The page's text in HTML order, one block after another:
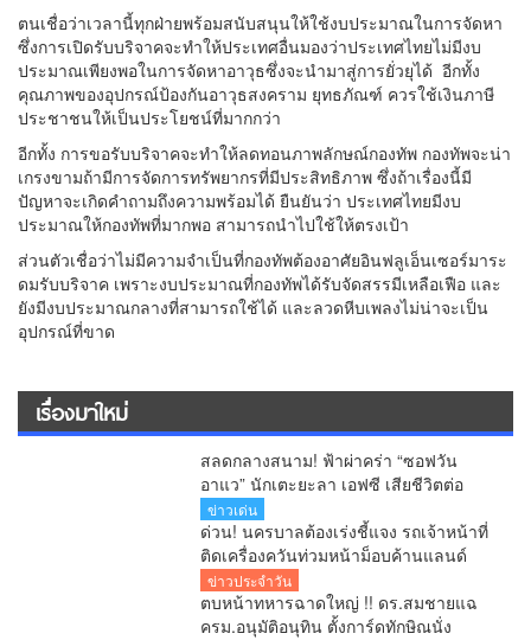
ตนเชื่อว่าเวลานี้ทุกฝ่ายพร้อมสนับสนุนให้ใช้งบประมาณในการจัดหา
ซึ่งการเปิดรับบริจาคจะทำให้ประเทศอื่นมองว่าประเทศไทยไม่มีงบ
ประมาณเพียงพอในการจัดหาอาวุธซึ่งจะนำมาสู่การยั่วยุได้ อีกทั้ง
คุณภาพของอุปกรณ์ป้องกันอาวุธสงคราม ยุทธภัณฑ์ ควรใช้เงินภาษี
ประชาชนให้เป็นประโยชน์ที่มากกว่า
อีกทั้ง การขอรับบริจาคจะทำให้ลดทอนภาพลักษณ์กองทัพ กองทัพจะน่า
เกรงขามถ้ามีการจัดการทรัพยากรที่มีประสิทธิภาพ ซึ่งถ้าเรื่องนี้มี
ปัญหาจะเกิดคำถามถึงความพร้อมได้ ยืนยันว่า ประเทศไทยมีงบ
ประมาณให้กองทัพที่มากพอ สามารถนำไปใช้ให้ตรงเป้า
ส่วนตัวเชื่อว่าไม่มีความจำเป็นที่กองทัพต้องอาศัยอินฟลูเอ็นเซอร์มาระ
ดมรับบริจาค เพราะงบประมาณที่กองทัพได้รับจัดสรรมีเหลือเฟือ และ
ยังมีงบประมาณกลางที่สามารถใช้ได้ และลวดหีบเพลงไม่น่าจะเป็น
อุปกรณ์ที่ขาด
เรื่องมาใหม่
สลดกลางสนาม! ฟ้าผ่าคร่า “ซอฟวัน
อาแว” นักเตะยะลา เอฟซี เสียชีวิตต่อ
หน้าแฟนบอล
ข่าวเด่น
ด่วน! นครบาลต้องเร่งชี้แจง รถเจ้าหน้าที่
ติดเครื่องควันท่วมหน้าม็อบค้านแลนด์
บริดจ์ คลิปว่อนโซเชียล!
ข่าวประจำวัน
ตบหน้าทหารฉาดใหญ่ !! ดร.สมชายแฉ
ครม.อนุมัติอนุทิน ตั้งการ์ดทักษิณนั่ง